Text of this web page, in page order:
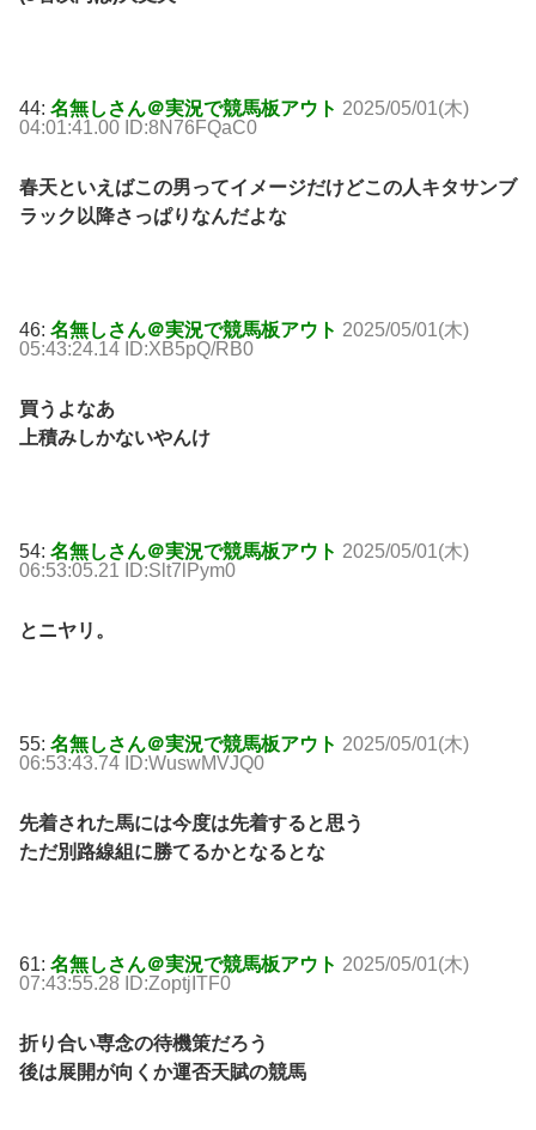
44: 名無しさん＠実況で競馬板アウト 2025/05/01(木)
04:01:41.00 ID:8N76FQaC0
春天といえばこの男ってイメージだけどこの人キタサンブ
ラック以降さっぱりなんだよな
46: 名無しさん＠実況で競馬板アウト 2025/05/01(木)
05:43:24.14 ID:XB5pQ/RB0
買うよなあ
上積みしかないやんけ
54: 名無しさん＠実況で競馬板アウト 2025/05/01(木)
06:53:05.21 ID:Slt7lPym0
とニヤリ。
55: 名無しさん＠実況で競馬板アウト 2025/05/01(木)
06:53:43.74 ID:WuswMVJQ0
先着された馬には今度は先着すると思う
ただ別路線組に勝てるかとなるとな
61: 名無しさん＠実況で競馬板アウト 2025/05/01(木)
07:43:55.28 ID:ZoptjITF0
折り合い専念の待機策だろう
後は展開が向くか運否天賦の競馬